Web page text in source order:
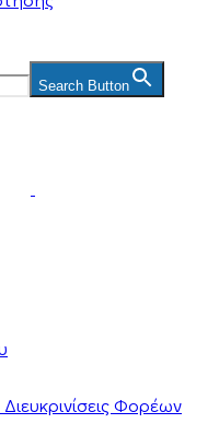
Search Button
Φορέων